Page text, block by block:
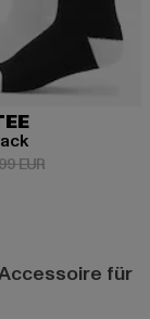
11,99 EUR
EURAktionspreis:
für